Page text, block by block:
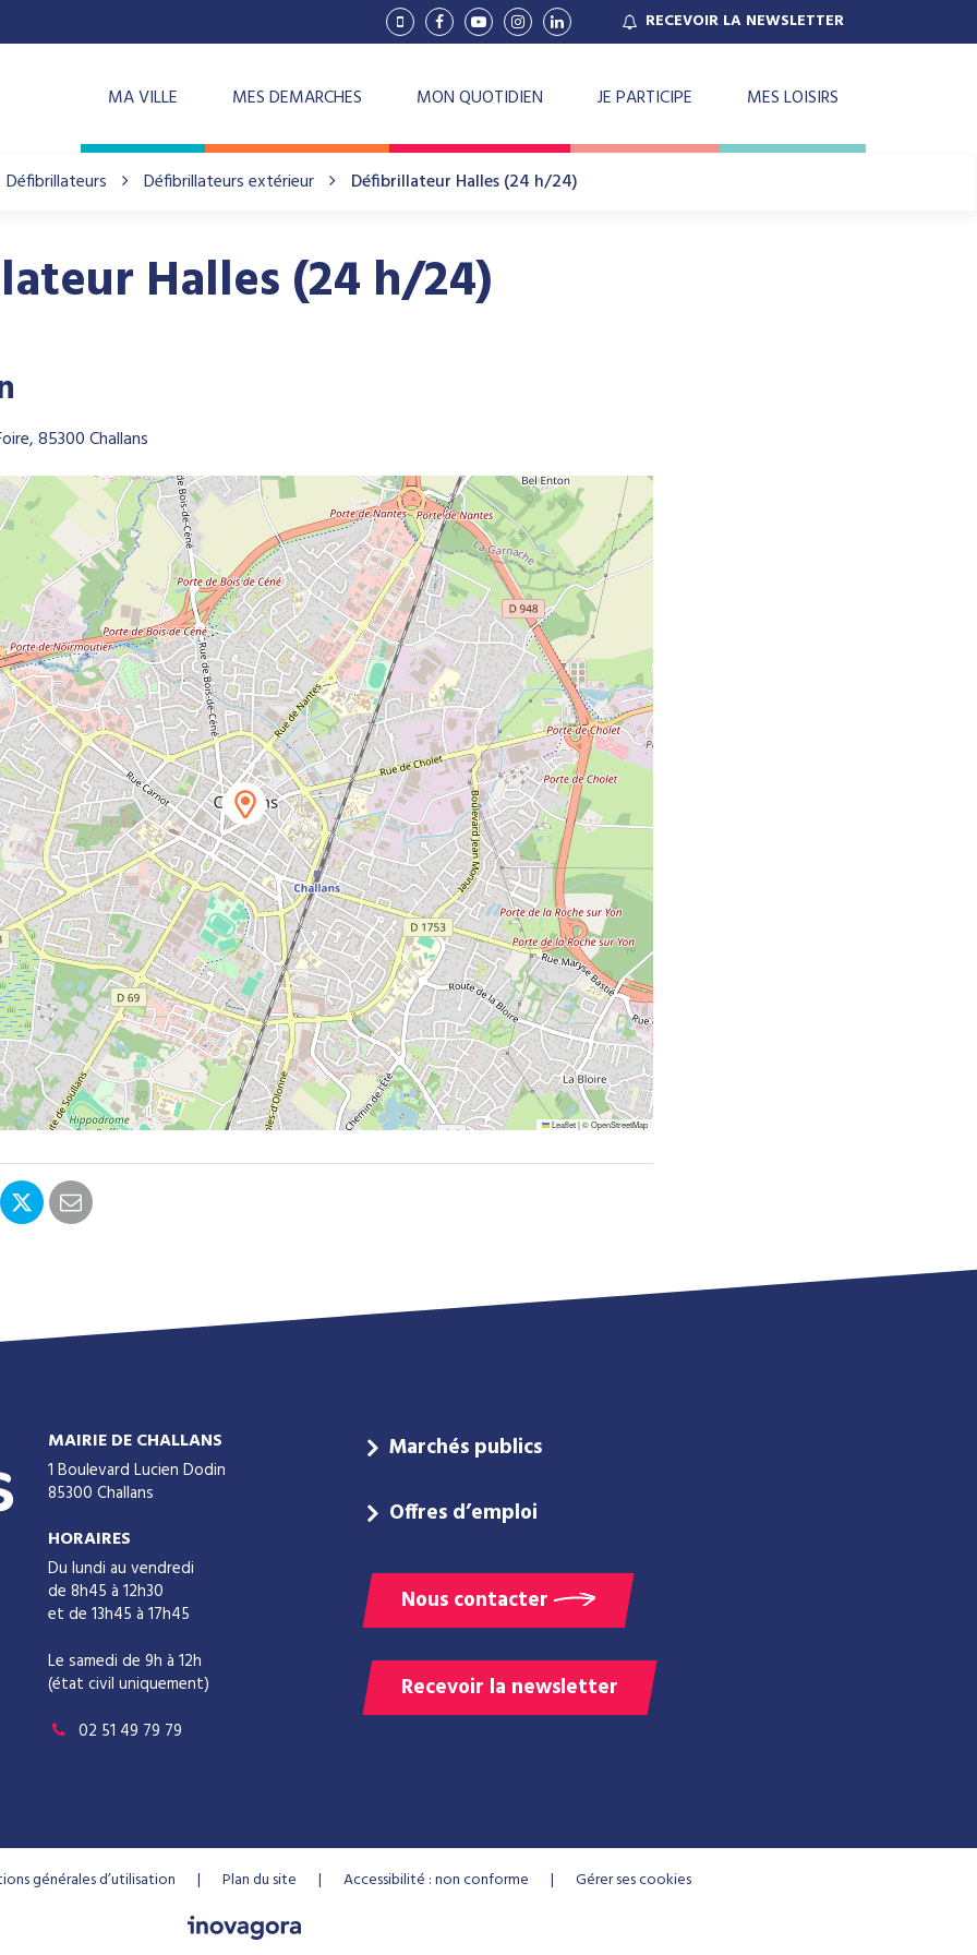
Lien
vers
Vimeo
Lien
vers
Facebook
Lien
vers
Youtube
Lien
vers
Instagram
Lien
vers
Linkedin
RECEVOIR LA NEWSLETTER
MA VILLE MES DEMARCHES MON QUOTIDIEN JE PARTICIPE MES LOISIRS
Défibrillateurs Défibrillateurs extérieur Défibrillateur Halles (24 h/24)
Halles (24 h/24)
85300 Challans
Leaflet|©OpenStreetMap
MAIRIE DE CHALLANS
1 Boulevard Lucien Dodin
85300 Challans
HORAIRES
Du lundi au vendredi
de 8h45 à 12h30
et de 13h45 à 17h45
Le samedi de 9h à 12h
(état civil uniquement)
02 51 49 79 79
Marchés publics
Offres d’emploi
Nous contacter
Recevoir la newsletter
générales d’utilisation Plan du site Accessibilité : non conforme Gérer ses cookies